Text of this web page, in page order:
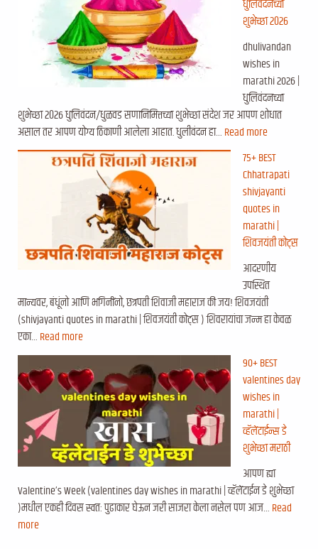
धुलिवंदनच्या
शुभेच्छा २०२६
dhulivandan
wishes in
marathi 2026 |
धुलिवंदनच्या
शुभेच्छा २०२6 धुलिवंदन/धुळवड सणानिमित्तच्या शुभेच्छा संदेश जर आपण शोधात
असाल तर आपण योग्य ठिकाणी आलेला आहात. धुलीवंदन हा… Read more
75+ BEST
Chhatrapati
shivjayanti
quotes in
marathi |
शिवजयंती कोट्स
आदरणीय
उपस्थित
मान्यवर, बंधूंनो आणि भगिनींनो, छत्रपती शिवाजी महाराज की जय! शिवजयंती
(shivjayanti quotes in marathi | शिवजयंती कोट्स ) शिवरायांचा जन्म हा केवळ
एका… Read more
90+ BEST
valentines day
wishes in
marathi |
व्हॅलेंटाईन्स डे
शुभेच्छा मराठी
आपण ह्या
Valentine’s Week (valentines day wishes in marathi | व्हॅलेंटाईन डे शुभेच्छा
)मधील एकही दिवस स्वतः पुढाकार घेऊन जरी साजरा केला नसेल पण आज… Read
more